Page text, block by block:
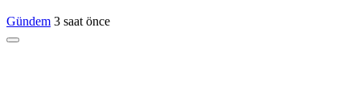
Gündem 3 saat önce